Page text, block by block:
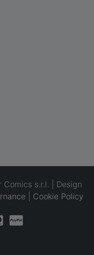
s.r.l. | Design
Cookie Policy